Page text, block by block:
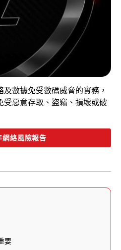
數據免受數碼威脅的實務，
受惡意存取、盜竊、損壞或破
絡風險報告
要